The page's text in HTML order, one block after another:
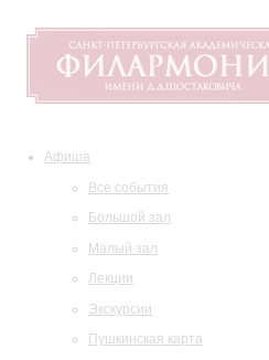
Афиша
Все события
Большой зал
Малый зал
Лекции
Экскурсии
Пушкинская карта